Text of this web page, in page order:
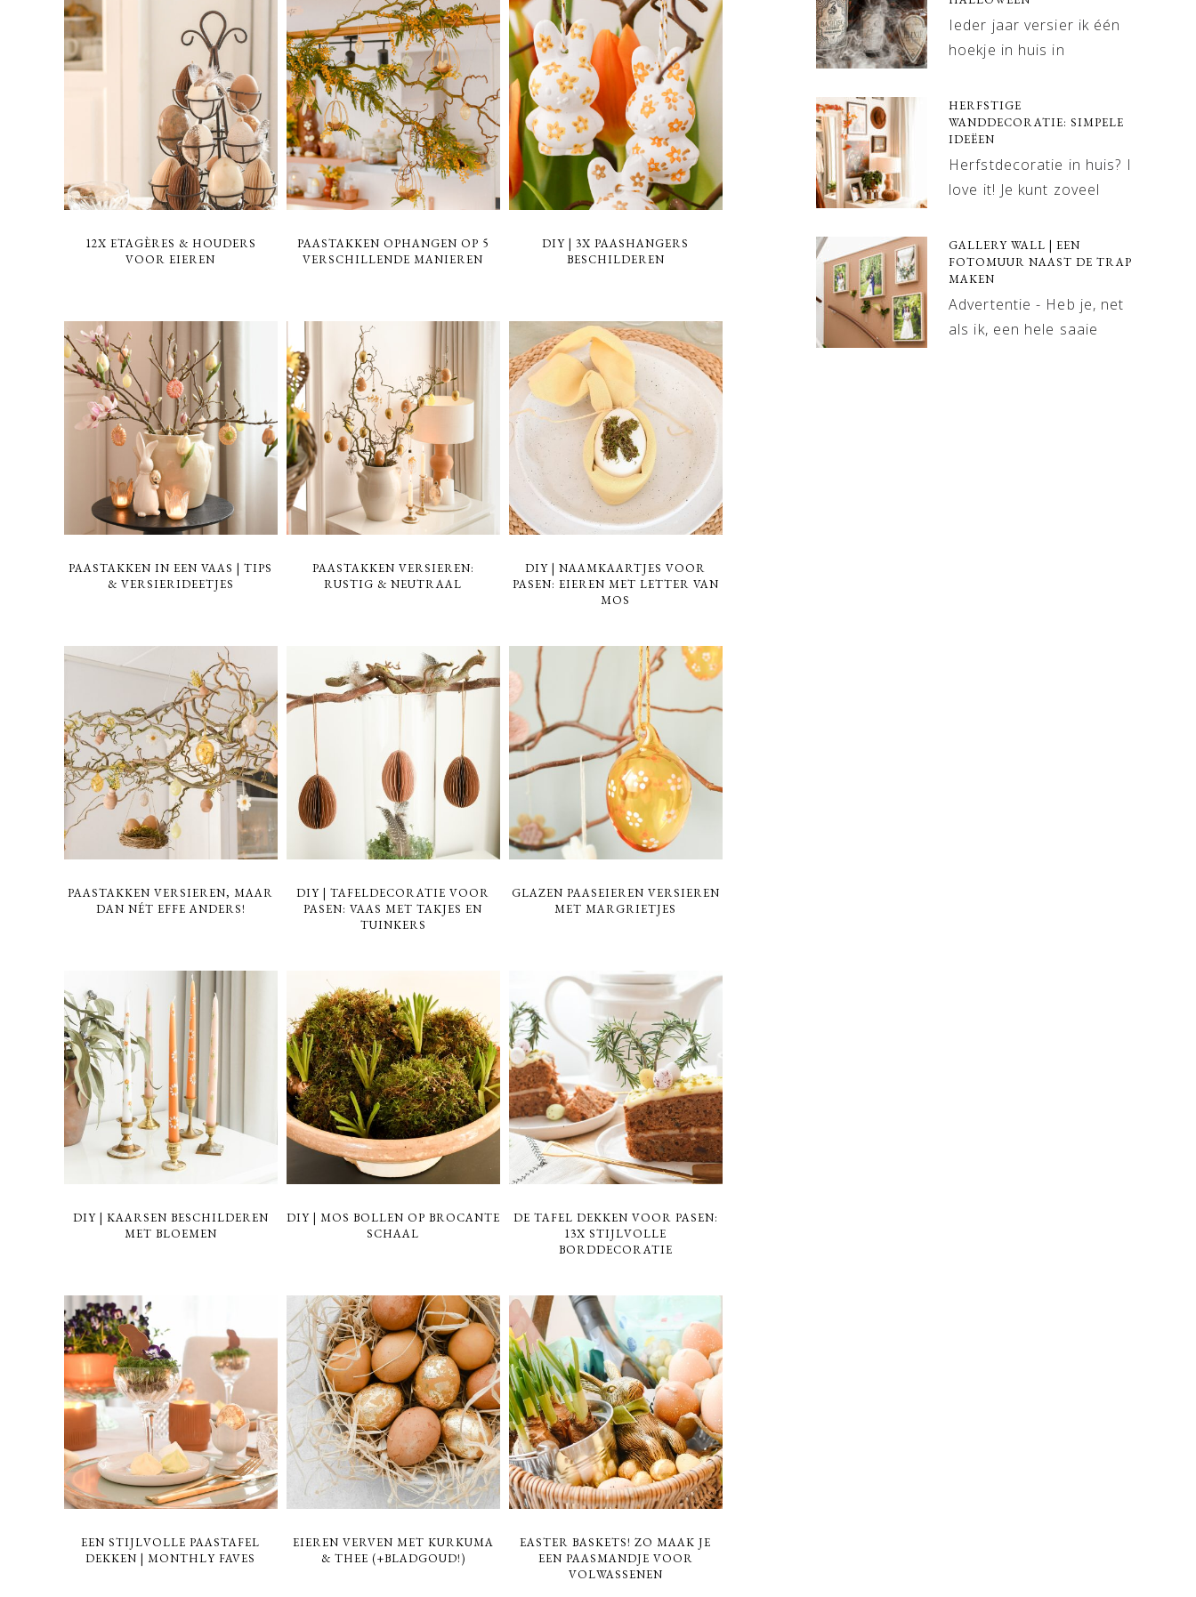
12X ETAGÈRES & HOUDERS
VOOR EIEREN
PAASTAKKEN OPHANGEN OP 5
VERSCHILLENDE MANIEREN
DIY | 3X PAASHANGERS
BESCHILDEREN
PAASTAKKEN IN EEN VAAS | TIPS
& VERSIERIDEETJES
PAASTAKKEN VERSIEREN:
RUSTIG & NEUTRAAL
DIY | NAAMKAARTJES VOOR
PASEN: EIEREN MET LETTER VAN
MOS
PAASTAKKEN VERSIEREN, MAAR
DAN NÉT EFFE ANDERS!
DIY | TAFELDECORATIE VOOR
PASEN: VAAS MET TAKJES EN
TUINKERS
GLAZEN PAASEIEREN VERSIEREN
MET MARGRIETJES
DIY | KAARSEN BESCHILDEREN
MET BLOEMEN
DIY | MOS BOLLEN OP BROCANTE
SCHAAL
DE TAFEL DEKKEN VOOR PASEN:
13X STIJLVOLLE
BORDDECORATIE
EEN STIJLVOLLE PAASTAFEL
DEKKEN | MONTHLY FAVES
EIEREN VERVEN MET KURKUMA
& THEE (+BLADGOUD!)
EASTER BASKETS! ZO MAAK JE
EEN PAASMANDJE VOOR
VOLWASSENEN
Ieder jaar versier ik één
hoekje in huis in
HERFSTIGE
WANDDECORATIE: SIMPELE
IDEËEN
Herfstdecoratie in huis? I
love it! Je kunt zoveel
GALLERY WALL | EEN
FOTOMUUR NAAST DE TRAP
MAKEN
Advertentie - Heb je, net
als ik, een hele saaie